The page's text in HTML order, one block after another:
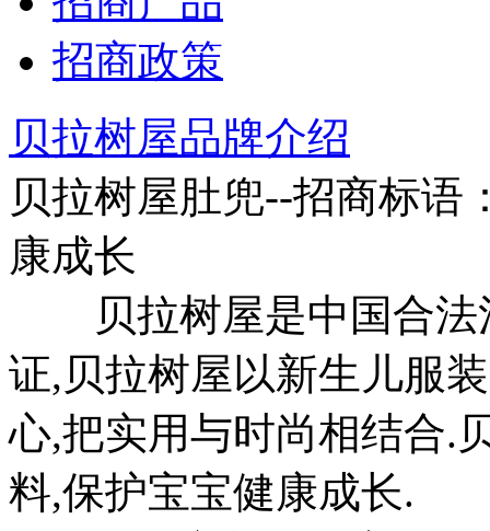
招商政策
贝拉树屋品牌介绍
贝拉树屋肚兜--招商标语
康成长
贝拉树屋是中国合法
证,贝拉树屋以新生儿服
心,把实用与时尚相结合.
料,保护宝宝健康成长.